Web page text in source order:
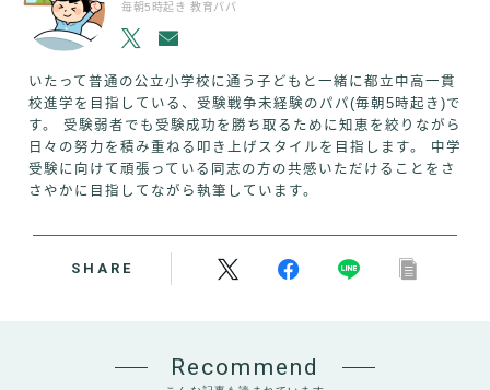
毎朝5時起き 教育パパ
いたって普通の公立小学校に通う子どもと一緒に都立中高一貫
校進学を目指している、受験戦争未経験のパパ(毎朝5時起き)で
す。 受験弱者でも受験成功を勝ち取るために知恵を絞りながら
日々の努力を積み重ねる叩き上げスタイルを目指します。 中学
受験に向けて頑張っている同志の方の共感いただけることをさ
さやかに目指してながら執筆しています。
SHARE
Recommend